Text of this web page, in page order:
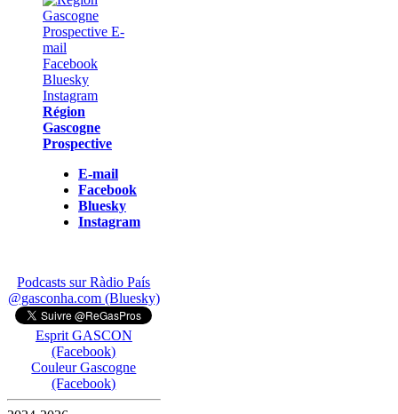
Région
Gascogne
Prospective
E-mail
Facebook
Bluesky
Instagram
Podcasts sur Ràdio País
@gasconha.com (Bluesky)
Esprit GASCON
(Facebook)
Couleur Gascogne
(Facebook)